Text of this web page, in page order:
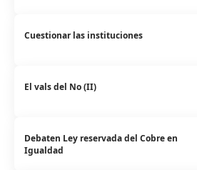
Cuestionar las instituciones
El vals del No (II)
Debaten Ley reservada del Cobre en
Igualdad